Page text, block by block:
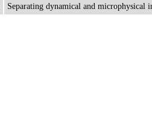
Separating dynamical and